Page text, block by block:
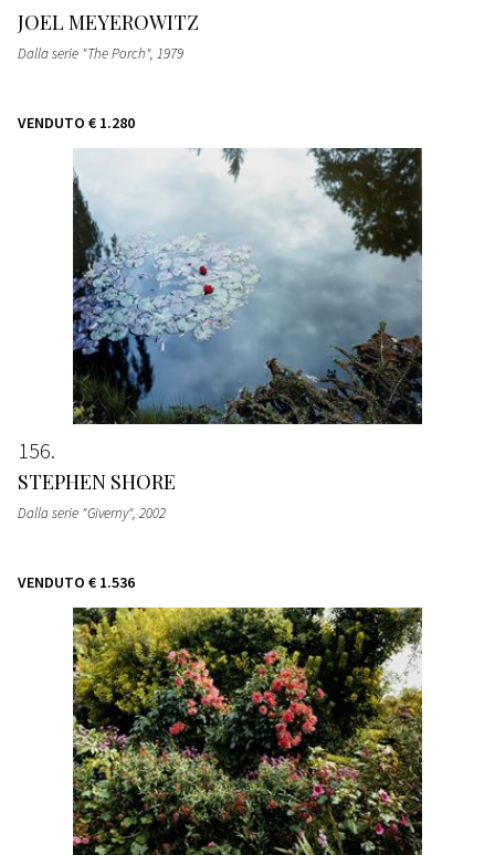
JOEL MEYEROWITZ
Dalla serie "The Porch", 1979
VENDUTO € 1.280
156
STEPHEN SHORE
Dalla serie "Giverny", 2002
VENDUTO € 1.536